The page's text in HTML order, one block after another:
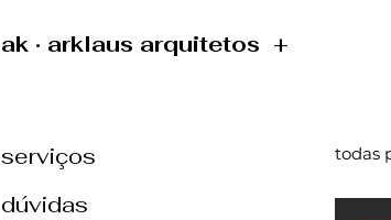
ak · arklaus arquitetos +
todas
serviços
dúvidas